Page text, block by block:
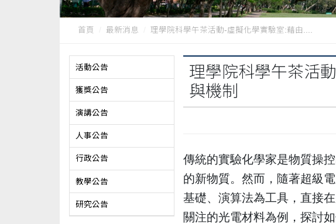
首頁 最新消息 理學院科學午茶活動-虛擬化學實驗室:藉由....
活動公告
獲獎公告
演講公告
人事公告
行政公告
教學公告
研究公告
理學院科學午茶活
與機制
傳統的實驗化學家是物質操
的新物質。然而，隨著超級
基礎、演算法為工具，直接
關注的光電材料為例，探討